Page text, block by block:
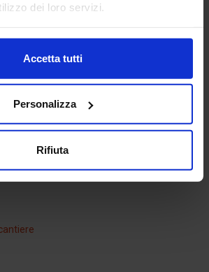
dei loro servizi.
Accetta tutti
Personalizza
Rifiuta
CAD